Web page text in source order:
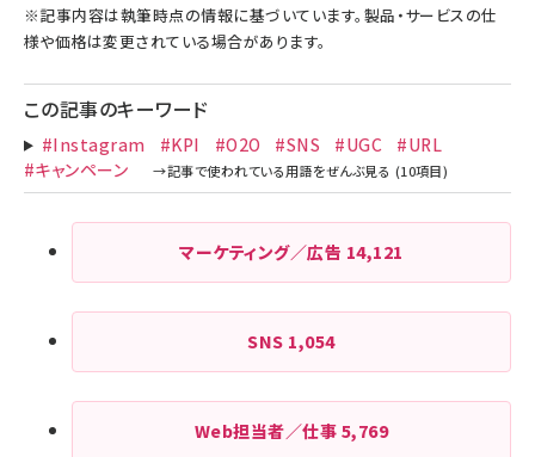
※記事内容は執筆時点の情報に基づいています。製品・サービスの仕
様や価格は変更されている場合があります。
この記事のキーワード
#Instagram #KPI #O2O #SNS #UGC
#URL
#キャンペーン
マーケティング／広告 14,121
SNS 1,054
Web担当者／仕事 5,769